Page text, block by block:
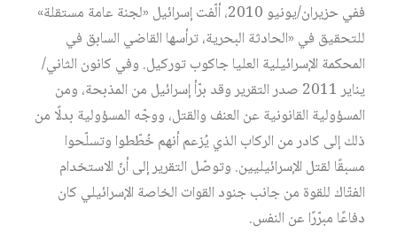
ففي حزيران/يونيو 2010، ألّفت إسرائيل «لجنة عامة مستقلة»
للتحقيق في «الحادثة البحرية، ترأسها القاضي السابق في
المحكمة الإسرائيلية العليا جاكوب توركيل. وفي كانون الثاني/
يناير 2011 صدر التقرير وقد برّأ إسرائيل من المذبحة، ومن
المسؤولية القانونية عن العنف والقتل، ووجّه المسؤولية بدلًا من
ذلك إلى كادر من الركاب الذي يُزعم أنهم خُطّطوا وتسلّحوا
مسبقًا لقتل الإسرائيليين. وتوصّل التقرير إلى أنّ الاستخدام
الفتّاك للقوة من جانب جنود القوات الخاصة الإسرائيلي كان
دفاعًا مبرّرًا عن النفس.